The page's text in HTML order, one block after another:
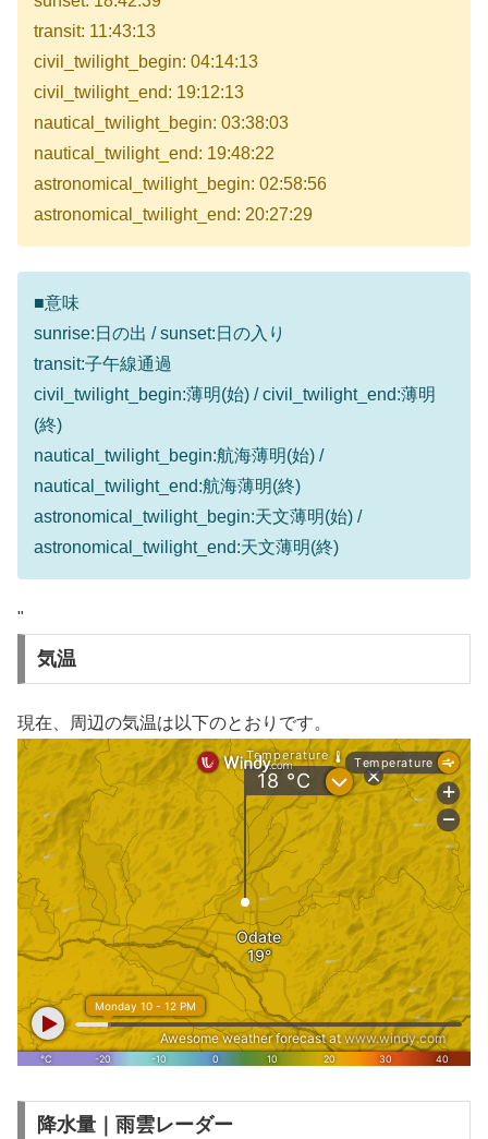
transit: 11:43:13
civil_twilight_begin: 04:14:13
civil_twilight_end: 19:12:13
nautical_twilight_begin: 03:38:03
nautical_twilight_end: 19:48:22
astronomical_twilight_begin: 02:58:56
astronomical_twilight_end: 20:27:29
■意味
sunrise:日の出 / sunset:日の入り
transit:子午線通過
civil_twilight_begin:薄明(始) / civil_twilight_end:薄明
(終)
nautical_twilight_begin:航海薄明(始) /
nautical_twilight_end:航海薄明(終)
astronomical_twilight_begin:天文薄明(始) /
astronomical_twilight_end:天文薄明(終)
"
気温
現在、周辺の気温は以下のとおりです。
降水量｜雨雲レーダー